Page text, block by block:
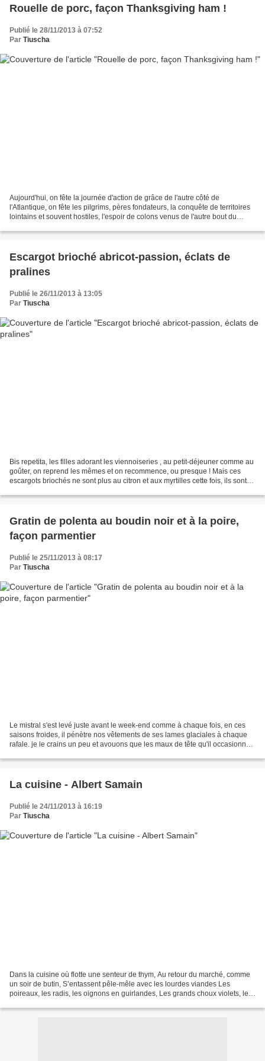
Rouelle de porc, façon Thanksgiving ham !
Publié le 28/11/2013 à 07:52
Par Tiuscha
Aujourd'hui, on fête la journée d'action de grâce de l'autre côté de
l'Atlantique, on fête les pilgrims, pères fondateurs, la conquête de territoires
lointains et souvent hostiles, l'espoir de colons venus de l'autre bout du
Escargot brioché abricot-passion, éclats de
pralines
Publié le 26/11/2013 à 13:05
Par Tiuscha
Bis repetita, les filles adorant les viennoiseries , au petit-déjeuner comme au
goûter, on reprend les mêmes et on recommence, ou presque ! Mais ces
escargots briochés ne sont plus au citron et aux myrtilles cette fois, ils sont
Gratin de polenta au boudin noir et à la poire,
façon parmentier
Publié le 25/11/2013 à 08:17
Par Tiuscha
Le mistral s'est levé juste avant le week-end comme à chaque fois, en ces
saisons froides, il pénètre nos vêtements de ses lames glaciales à chaque
rafale. je le crains un peu et avouons que les maux de tête qu'il occasionne
La cuisine - Albert Samain
Publié le 24/11/2013 à 16:19
Par Tiuscha
Dans la cuisine où flotte une senteur de thym, Au retour du marché, comme
un soir de butin, S’entassent pêle-mêle avec les lourdes viandes Les
poireaux, les radis, les oignons en guirlandes, Les grands choux violets, le